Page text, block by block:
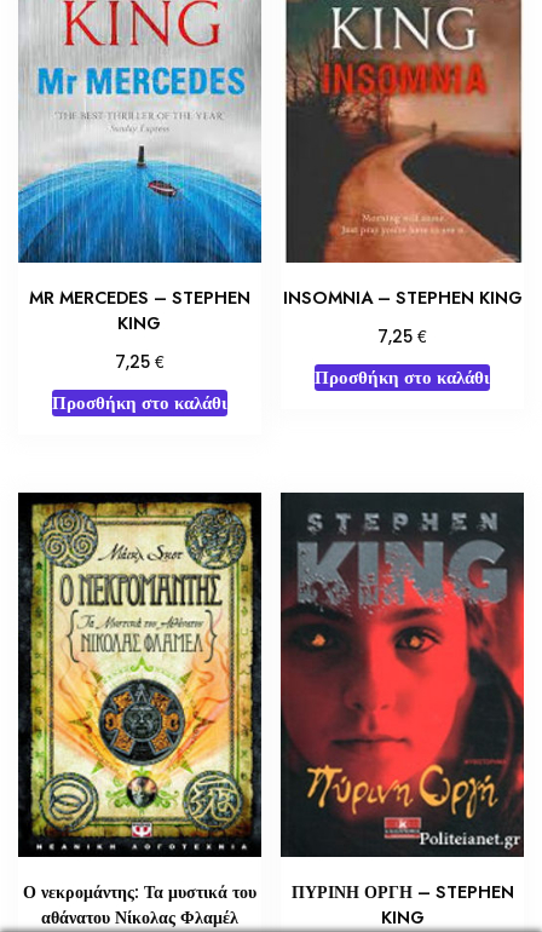
MR MERCEDES – STEPHEN
KING
7,25 €
Προσθήκη στο καλάθι
INSOMNIA – STEPHEN KING
7,25€
Προσθήκη στο καλάθι
Ο νεκρομάντης: Τα μυστικά του
αθάνατου Νίκολας Φλαμέλ
ΠΥΡΙΝΗ ΟΡΓΗ – STEPHEN
KING